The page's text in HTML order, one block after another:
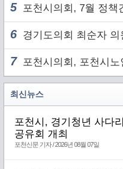
5 포천시의회, 7월 정책간
6 경기도의회 최순자 의원,
7포천시의회, 포천시노
최신뉴스
포천시, 경기청년 사다
공유회 개최
포천신문 기자 / 2026년 08월 07일